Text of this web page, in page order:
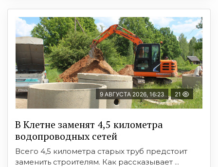
9 АВГУСТА 2026, 16:23 21
В Клетне заменят 4,5 километра
водопроводных сетей
Всего 4,5 километра старых труб предстоит
заменить строителям. Как рассказывает ...